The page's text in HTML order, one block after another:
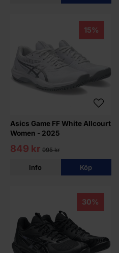
15%
Asics Game FF White Allcourt
Women - 2025
849 kr 995 kr
Info Köp
30%